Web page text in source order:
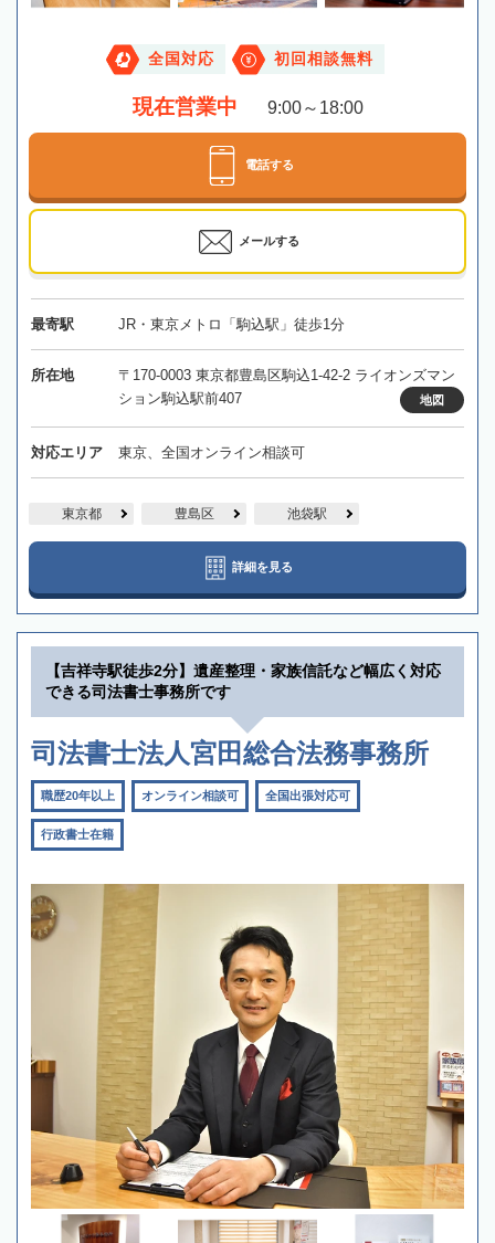
全国対応 初回相談無料
現在営業中 9:00～18:00
電話する
メールする
最寄駅 JR・東京メトロ「駒込駅」徒歩1分
所在地
〒170-0003 東京都豊島区駒込1-42-2 ライオンズマン
ション駒込駅前407
地図
対応エリア 東京、全国オンライン相談可
東京都 豊島区 池袋駅
詳細を見る
【吉祥寺駅徒歩2分】遺産整理・家族信託など幅広く対応
できる司法書士事務所です
司法書士法人宮田総合法務事務所
職歴20年以上 オンライン相談可 全国出張対応可
行政書士在籍